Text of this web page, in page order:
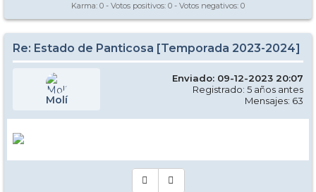
Karma: 0 - Votos positivos: 0 - Votos negativos: 0
Re: Estado de Panticosa [Temporada 2023-2024]
Molí
Enviado: 09-12-2023 20:07
Registrado: 5 años antes
Mensajes: 63